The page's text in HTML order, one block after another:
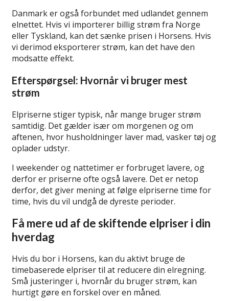
Danmark er også forbundet med udlandet gennem
elnettet. Hvis vi importerer billig strøm fra Norge
eller Tyskland, kan det sænke prisen i Horsens. Hvis
vi derimod eksporterer strøm, kan det have den
modsatte effekt.
Efterspørgsel: Hvornår vi bruger mest
strøm
Elpriserne stiger typisk, når mange bruger strøm
samtidig. Det gælder især om morgenen og om
aftenen, hvor husholdninger laver mad, vasker tøj og
oplader udstyr.
I weekender og nattetimer er forbruget lavere, og
derfor er priserne ofte også lavere. Det er netop
derfor, det giver mening at følge elpriserne time for
time, hvis du vil undgå de dyreste perioder.
Få mere ud af de skiftende elpriser i din
hverdag
Hvis du bor i Horsens, kan du aktivt bruge de
timebaserede elpriser til at reducere din elregning.
Små justeringer i, hvornår du bruger strøm, kan
hurtigt gøre en forskel over en måned.